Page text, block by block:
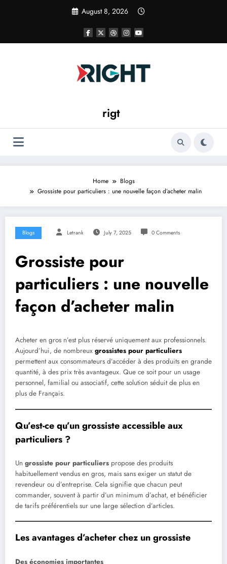
August 8, 2026
rigt
Home
Blogs
Grossiste pour particuliers : une nouvelle façon d’acheter malin
Blogs Letrank July 7, 2025 0 Comments
Grossiste pour
particuliers : une nouvelle
façon d’acheter malin
Acheter en gros n’est plus réservé uniquement aux professionnels.
Aujourd’hui, de nombreux grossistes pour particuliers
permettent aux consommateurs d’accéder à des produits en grande
quantité, à des prix très avantageux. Que ce soit pour un usage
personnel, familial ou associatif, cette solution séduit de plus en
plus de Français.
Qu’est-ce qu’un grossiste accessible aux
particuliers ?
Un grossiste pour particuliers propose des produits
habituellement vendus en gros, mais sans exiger un statut de
revendeur ou d’entreprise. Cela signifie que chacun peut
commander, souvent à partir d’un minimum d’achat, et bénéficier
de tarifs préférentiels sur une large sélection d’articles.
Les avantages d’acheter chez un grossiste
Des économies importantes